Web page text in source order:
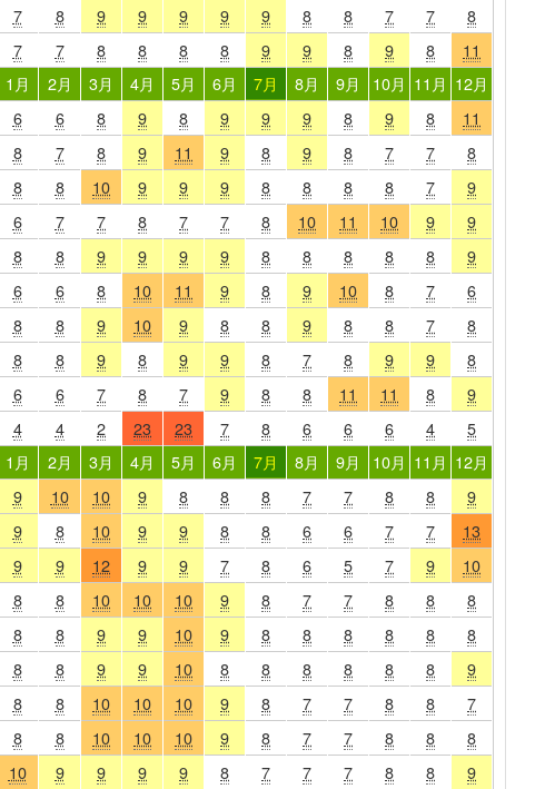
7 8 9 9 9 9 9 8 8 7 7
8
7 7 8 8 8 8 9 9 8 9 8
11
1月 2月 3月 4月 5月 6月 7月 8月 9月 10月 11月 12月
6 6 8 9 8 9 9 9 8 9 8
11
8 7 8 9 11 9 8 9 8 7 7
8
8 8 10 9 9 9 8 8 8 8 7
9
6 7 7 8 7 7 8 10 11 10 9
9
8 8 9 9 9 9 8 8 8 8 8
9
6 6 8 10 11 9 8 9 10 8 7
6
8 8 9 10 9 8 8 9 8 8 7
8
8 8 9 8 9 9 8 7 8 9 9
8
6 6 7 8 7 9 8 8 11 11 8
9
4 4 2 23 23 7 8 6 6 6 4
5
1月 2月 3月 4月 5月 6月 7月 8月 9月 10月 11月 12月
9 10 10 9 8 8 8 7 7 8 8
9
9 8 10 9 9 8 8 6 6 7 7
13
9 9 12 9 9 7 8 6 5 7 9
10
8 8 10 10 10 9 8 7 7 8 8
8
8 8 9 9 10 9 8 8 8 8 8
8
8 8 9 9 10 8 8 8 8 8 8
9
8 8 10 10 10 9 8 7 7 8 8
7
8 8 10 10 10 9 8 7 7 8 8
8
10 9 9 9 9 8 7 7 7 8 8 9